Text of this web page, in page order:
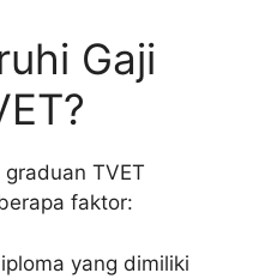
Gaji
TVET
faktor:
yang dimiliki